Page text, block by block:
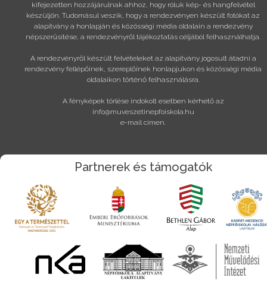
kifejezetten hozzájárulnak ahhoz, hogy róluk kép- és hangfelvétel
készüljön. Tudomásul veszik, hogy a rendezvényen készült fotókat az
alapítvány a honlapján és közösségi média oldalain a rendezvény
népszerűsítése, a rendezvényről tájékoztatás céljából felhasználhatja.
A rendezvényről készült felvételeket az alapítvány jogosult átadni a
rendezvény fellépőinek, szereplőinek honlapjukon és közösségi média
oldalaikon történő felhasználásra.
A fényképek törlése indokolt esetben kérhető az
info@muveszetinepfoiskola.hu
e-mail címen.
Partnerek és támogatók